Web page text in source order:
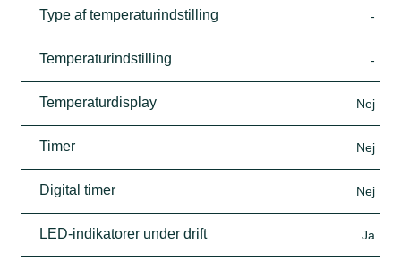
Type af temperaturindstilling -
Temperaturindstilling -
Temperaturdisplay Nej
Timer Nej
Digital timer Nej
LED-indikatorer under drift Ja